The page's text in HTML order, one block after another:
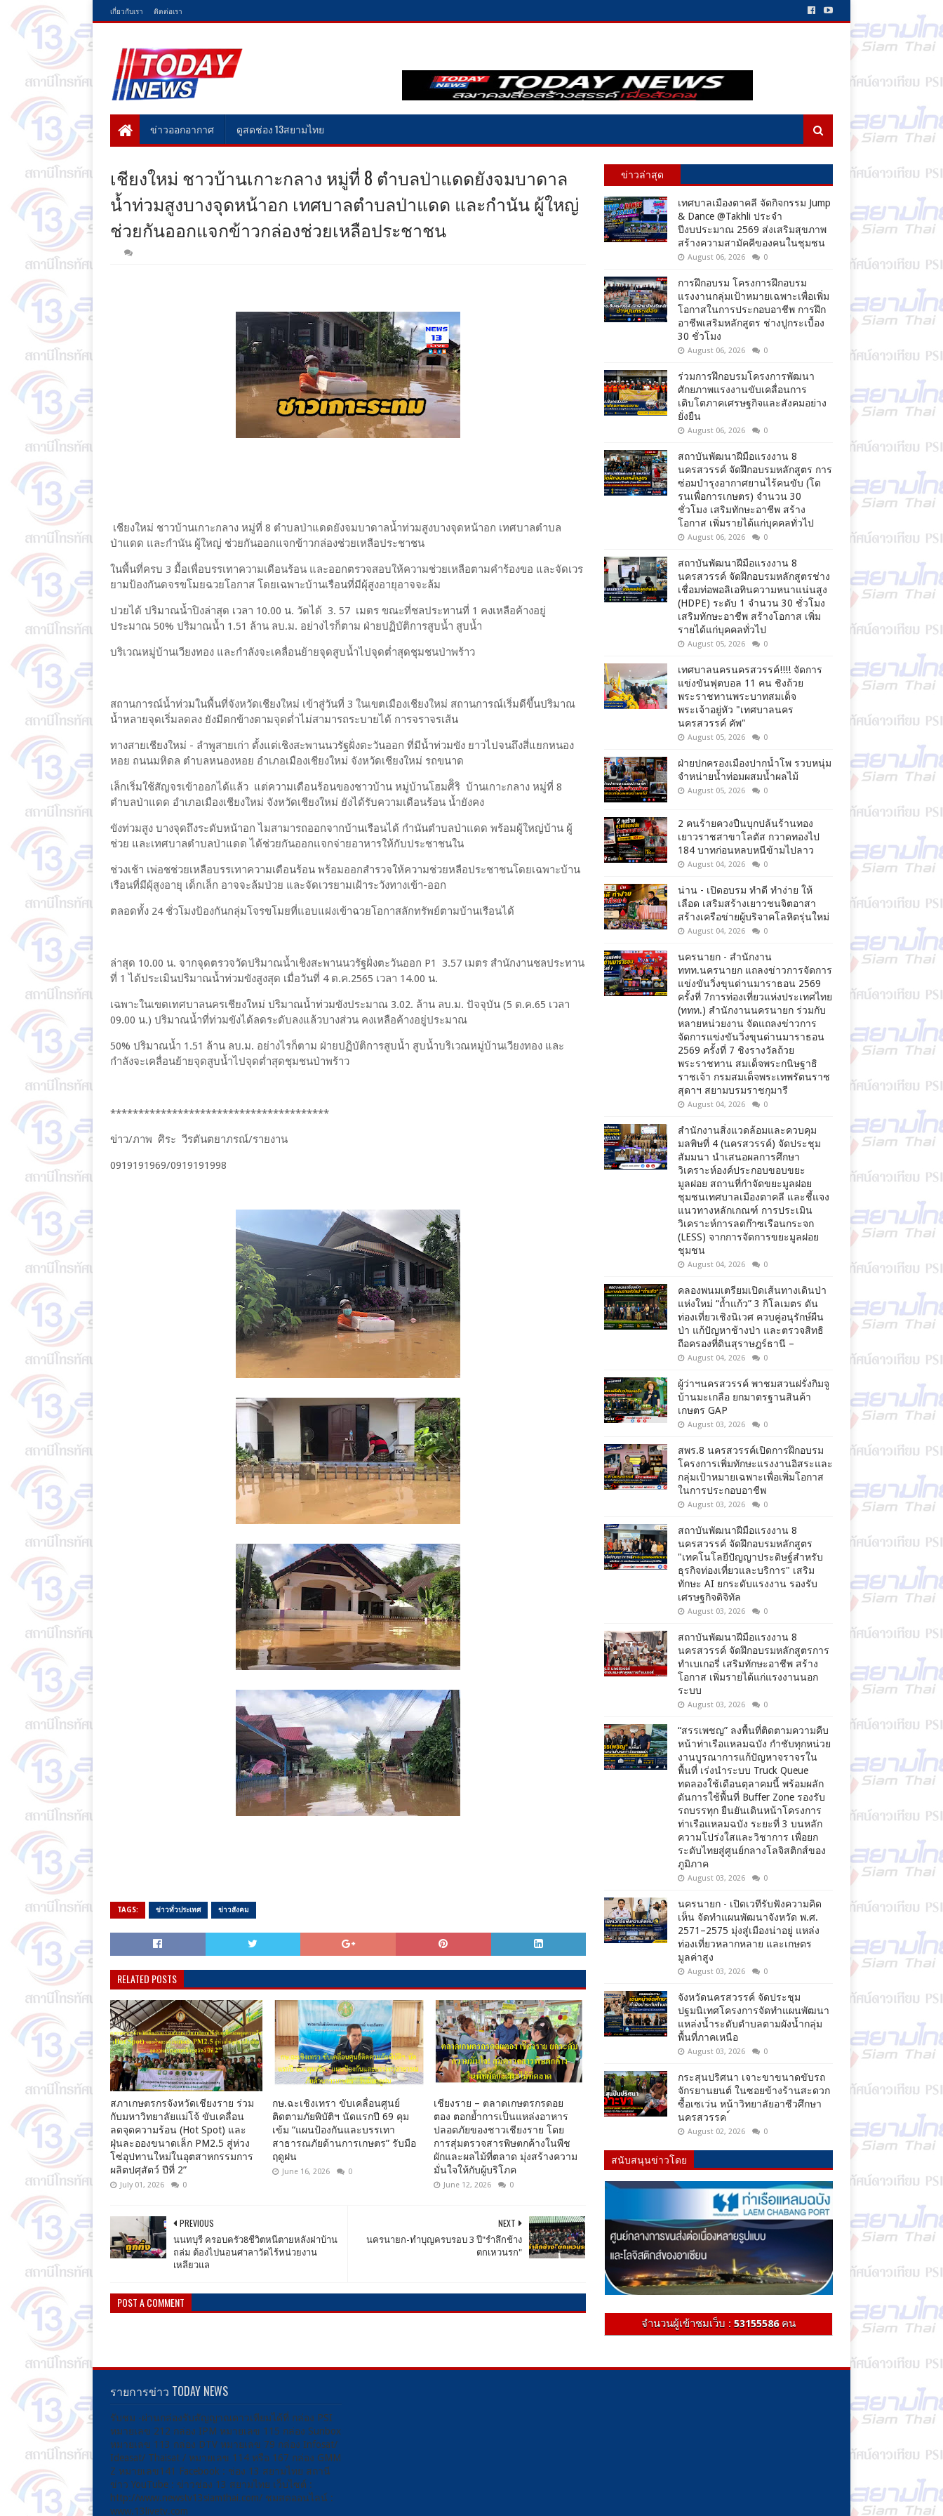
เกี่ยวกับเรา ติดต่อเรา
ข่าวออกอากาศ ดูสดช่อง 13สยามไทย
เชียงใหม่ ชาวบ้านเกาะกลาง หมู่ที่ 8 ตำบลป่าแดดยังจมบาดาล
น้ำท่วมสูงบางจุดหน้าอก เทศบาลตำบลป่าแดด และกำนัน ผู้ใหญ่
ช่วยกันออกแจกข้าวกล่องช่วยเหลือประชาชน
เชียงใหม่ ชาวบ้านเกาะกลาง หมู่ที่ 8 ตำบลป่าแดดยังจมบาดาลน้ำท่วมสูงบางจุดหน้าอก เทศบาลตำบล
ป่าแดด และกำนัน ผู้ใหญ่ ช่วยกันออกแจกข้าวกล่องช่วยเหลือประชาชน
ในพื้นที่ครบ 3 มื้อเพื่อบรรเทาความเดือนร้อน และออกตรวจสอบให้ความช่วยเหลือตามคำร้องขอ และจัดเวร
ยามป้องกันดจรขโมยฉวยโอกาส โดยเฉพาะบ้านเรือนที่มีผุ้สูงอายุอาจจะล้ม
ปวยได้ ปริมาณน้ำปิงล่าสุด เวลา 10.00 น. วัดได้ 3. 57 เมตร ขณะที่ชลประทานที่ 1 คงเหลือค้างอยู่
ประมาณ 50% ปริมาณน้ำ 1.51 ล้าน ลบ.ม. อย่างไรก็ตาม ฝ่ายปฏิบัติการสูบน้ำ สูบน้ำ
บริเวณหมู่บ้านเวียงทอง และกำลังจะเคลื่อนย้ายจุดสูบน้ำไปจุดต่ำสุดชุมชนป่าพร้าว
สถานการณ์น้ำท่วมในพื้นที่จังหวัดเชียงใหม่ เข้าสู่วันที่ 3 ในเขตเมืองเชียงใหม่ สถานการณ์เริ่มดีขึ้นปริมาณ
น้ำหลายจุดเริ่มลดลง ยังมีตกข้างตามจุดต่ำไม่สามารถระบายได้ การจราจรเส้น
ทางสายเชียงใหม่ - ลำพูสายเก่า ตั้งแต่เชิงสะพานนวรัฐฝั่งตะวันออก ที่มีน้ำท่วมขัง ยาวไปจนถึงสี่แยกหนอง
หอย ถนนมหิดล ตำบลหนองหอย อำเภอเมืองเชียงใหม่ จังหวัดเชียงใหม่ รถขนาด
เล็กเริ่มใช้สัญจรเข้าออกได้แล้ว แต่ความเดือนร้อนของชาวบ้าน หมู่บ้านโฮมศิิริ บ้านเกาะกลาง หมู่ที่ 8
ตำบลป่าแดด อำเภอเมืองเชียงใหม่ จังหวัดเชียงใหม่ ยังได้รับความเดือนร้อน น้ำยังคง
ขังท่วมสูง บางจุดถึงระดับหน้าอก ไมสามารถออกจากบ้านเรือนได้ กำนันตำบลป่าแดด พร้อมผู้ใหญ่บ้าน ผู้
ช่วย และเทศบาลตำบลป่าแดด ได้ช่วยกันออกแจกจ่ายอาหารให้กับประชาชนใน
ช่วงเช้า เพ่อชช่วยเหลือบรรเทาความเดือนร้อน พร้อมออกสำรวจให้ความช่วยหลือประชาชนโดยเฉพาะบ้าน
เรือนที่มีผุ้สูงอายุ เด็กเล็ก อาจจะล้มป่วย และจัดเวรยามเฝ้าระวังทางเข้า-ออก
ตลอดทั้ง 24 ชั่วโมงป้องกันกลุ่มโจรขโมยที่แอบแฝงเข้าฉวยโอกาสลักทรัพย์ตามบ้านเรือนได้
ล่าสุด 10.00 น. จากจุดตรวจวัดปริมาณน้ำเชิงสะพานนวรัฐฝั่งตะวันออก P1 3.57 เมตร สำนักงานชลประทาน
ที่ 1 ได้ประเมินปริมาณน้ำท่วมขังสูงสุด เมื่อวันที่ 4 ต.ค.2565 เวลา 14.00 น.
เฉพาะในเขตเทศบาลนครเชียงใหม่ ปริมาณน้ำท่วมขังประมาณ 3.02. ล้าน ลบ.ม. ปัจจุบัน (5 ต.ค.65 เวลา
09.00 น.) ปริมาณน้ำที่ท่วมขังได้ลดระดับลงแล้วบางส่วน คงเหลือค้างอยู่ประมาณ
50% ปริมาณน้ำ 1.51 ล้าน ลบ.ม. อย่างไรก็ตาม ฝ่ายปฏิบัติการสูบน้ำ สูบน้ำบริเวณหมู่บ้านเวียงทอง และ
กำลังจะเคลื่อนย้ายจุดสูบน้ำไปจุดต่ำสุดชุมชนป่าพร้าว
***************************************
ข่าว/ภาพ ศิระ วีรตันตยาภรณ์/รายงาน
0919191969/0919191998
TAGS: ข่าวทั่วประเทศ ข่าวสังคม
RELATED POSTS
สภาเกษตรกรจังหวัดเชียงราย ร่วม
กับมหาวิทยาลัยแม่โจ้ ขับเคลื่อน
ลดจุดความร้อน (Hot Spot) และ
ฝุ่นละอองขนาดเล็ก PM2.5 สู่ห่วง
โซ่อุปทานใหม่ในอุตสาหกรรมการ
ผลิตปศุสัตว์ ปีที่ 2”
July 01, 2026 0
กษ.ฉะเชิงเทรา ขับเคลื่อนศูนย์
ติดตามภัยพิบัติฯ นัดแรกปี 69 คุม
เข้ม “แผนป้องกันและบรรเทา
สาธารณภัยด้านการเกษตร” รับมือ
ฤดูฝน
June 16, 2026 0
เชียงราย – ตลาดเกษตรกรดอย
ตอง ตอกย้ำการเป็นแหล่งอาหาร
ปลอดภัยของชาวเชียงราย โดย
การสุ่มตรวจสารพิษตกค้างในพืช
ผักและผลไม้ที่ตลาด มุ่งสร้างความ
มั่นใจให้กับผู้บริโภค
June 12, 2026 0
NEXT
นครนายก-ทำบุญครบรอบ 3 ปี"รำลึกช้าง
ตกเหวนรก"
PREVIOUS
นนทบุรี ครอบครัว8ชีวิตหนีตายหลังฝาบ้าน
ถล่ม ต้องไปนอนศาลาวัดไร้หน่วยงาน
เหลียวแล
POST A COMMENT
ข่าวล่าสุด
เทศบาลเมืองตาคลี จัดกิจกรรม Jump
& Dance @Takhli ประจำ
ปีงบประมาณ 2569 ส่งเสริมสุขภาพ
สร้างความสามัคคีของคนในชุมชน
August 06, 2026 0
การฝึกอบรม โครงการฝึกอบรม
แรงงานกลุ่มเป้าหมายเฉพาะเพื่อเพิ่ม
โอกาสในการประกอบอาชีพ การฝึก
อาชีพเสริมหลักสูตร ช่างปูกระเบื้อง
30 ชั่วโมง
August 06, 2026 0
ร่วมการฝึกอบรมโครงการพัฒนา
ศักยภาพแรงงานขับเคลื่อนการ
เติบโตภาคเศรษฐกิจและสังคมอย่าง
ยั่งยืน
August 06, 2026 0
สถาบันพัฒนาฝีมือแรงงาน 8
นครสวรรค์ จัดฝึกอบรมหลักสูตร การ
ซ่อมบำรุงอากาศยานไร้คนขับ (โด
รนเพื่อการเกษตร) จำนวน 30
ชั่วโมง เสริมทักษะอาชีพ สร้าง
โอกาส เพิ่มรายได้แก่บุคคลทั่วไป
August 06, 2026 0
สถาบันพัฒนาฝีมือแรงงาน 8
นครสวรรค์ จัดฝึกอบรมหลักสูตรช่าง
เชื่อมท่อพอลิเอทินความหนาแน่นสูง
(HDPE) ระดับ 1 จำนวน 30 ชั่วโมง
เสริมทักษะอาชีพ สร้างโอกาส เพิ่ม
รายได้แก่บุคคลทั่วไป
August 05, 2026 0
เทศบาลนครนครสวรรค์!!!! จัดการ
แข่งขันฟุตบอล 11 คน ชิงถ้วย
พระราชทานพระบาทสมเด็จ
พระเจ้าอยู่หัว "เทศบาลนคร
นครสวรรค์ คัพ"
August 05, 2026 0
ฝ่ายปกครองเมืองปากน้ำโพ รวบหนุ่ม
จำหน่ายน้ำท่อมผสมน้ำผลไม้
August 05, 2026 0
2 คนร้ายควงปืนบุกปล้นร้านทอง
เยาวราชสาขาโลตัส กวาดทองไป
184 บาทก่อนหลบหนีข้ามไปลาว
August 04, 2026 0
น่าน - เปิดอบรม ทำดี ทำง่าย ให้
เลือด เสริมสร้างเยาวชนจิตอาสา
สร้างเครือข่ายผู้บริจาคโลหิตรุ่นใหม่
August 04, 2026 0
นครนายก - สำนักงาน
ททท.นครนายก แถลงข่าวการจัดการ
แข่งขันวิ่งขุนด่านมาราธอน 2569
ครั้งที่ 7การท่องเที่ยวแห่งประเทศไทย
(ททท.) สำนักงานนครนายก ร่วมกับ
หลายหน่วยงาน จัดแถลงข่าวการ
จัดการแข่งขันวิ่งขุนด่านมาราธอน
2569 ครั้งที่ 7 ชิงรางวัลถ้วย
พระราชทาน สมเด็จพระกนิษฐาธิ
ราชเจ้า กรมสมเด็จพระเทพรัตนราช
สุดาฯ สยามบรมราชกุมารี
August 04, 2026 0
สำนักงานสิ่งแวดล้อมและควบคุม
มลพิษที่ 4 (นครสวรรค์) จัดประชุม
สัมมนา นำเสนอผลการศึกษา
วิเคราะห์องค์ประกอบขอบขยะ
มูลฝอย สถานที่กำจัดขยะมูลฝอย
ชุมชนเทศบาลเมืองตาคลี และชี้แจง
แนวทางหลักเกณฑ์ การประเมิน
วิเคราะห์การลดก๊าซเรือนกระจก
(LESS) จากการจัดการขยะมูลฝอย
ชุมชน
August 04, 2026 0
คลองพนมเตรียมเปิดเส้นทางเดินป่า
แห่งใหม่ “ถ้ำแก้ว” 3 กิโลเมตร ดัน
ท่องเที่ยวเชิงนิเวศ ควบคู่อนุรักษ์ผืน
ป่า แก้ปัญหาช้างป่า และตรวจสิทธิ
ถือครองที่ดินสุราษฎร์ธานี –
August 04, 2026 0
ผู้ว่าฯนครสวรรค์ พาชมสวนฝรั่งกิมจู
บ้านมะเกลือ ยกมาตรฐานสินค้า
เกษตร GAP
August 03, 2026 0
สพร.8 นครสวรรค์เปิดการฝึกอบรม
โครงการเพิ่มทักษะแรงงานอิสระและ
กลุ่มเป้าหมายเฉพาะเพื่อเพิ่มโอกาส
ในการประกอบอาชีพ
August 03, 2026 0
สถาบันพัฒนาฝีมือแรงงาน 8
นครสวรรค์ จัดฝึกอบรมหลักสูตร
"เทคโนโลยีปัญญาประดิษฐ์สำหรับ
ธุรกิจท่องเที่ยวและบริการ" เสริม
ทักษะ AI ยกระดับแรงงาน รองรับ
เศรษฐกิจดิจิทัล
August 03, 2026 0
สถาบันพัฒนาฝีมือแรงงาน 8
นครสวรรค์ จัดฝึกอบรมหลักสูตรการ
ทำเบเกอรี่ เสริมทักษะอาชีพ สร้าง
โอกาส เพิ่มรายได้แก่แรงงานนอก
ระบบ
August 03, 2026 0
“สรรเพชญ” ลงพื้นที่ติดตามความคืบ
หน้าท่าเรือแหลมฉบัง กำชับทุกหน่วย
งานบูรณาการแก้ปัญหาจราจรใน
พื้นที่ เร่งนำระบบ Truck Queue
ทดลองใช้เดือนตุลาคมนี้ พร้อมผลัก
ดันการใช้พื้นที่ Buffer Zone รองรับ
รถบรรทุก ยืนยันเดินหน้าโครงการ
ท่าเรือแหลมฉบัง ระยะที่ 3 บนหลัก
ความโปร่งใสและวิชาการ เพื่อยก
ระดับไทยสู่ศูนย์กลางโลจิสติกส์ของ
ภูมิภาค
August 03, 2026 0
นครนายก - เปิดเวทีรับฟังความคิด
เห็น จัดทำแผนพัฒนาจังหวัด พ.ศ.
2571–2575 มุ่งสู่เมืองน่าอยู่ แหล่ง
ท่องเที่ยวหลากหลาย และเกษตร
มูลค่าสูง
August 03, 2026 0
จังหวัดนครสวรรค์ จัดประชุม
ปฐมนิเทศโครงการจัดทำแผนพัฒนา
แหล่งน้ำระดับตำบลตามผังน้ำกลุ่ม
พื้นที่ภาคเหนือ
August 03, 2026 0
กระสุนปริศนา เจาะขาขนาดขับรถ
จักรยานยนต์ ในซอยข้างร้านสะดวก
ซื้อเซเว่น หน้าวิทยาลัยอาชีวศึกษา
นครสวรรค ์
August 02, 2026 0
สนับสนุนข่าวโดย
จำนวนผู้เข้าชมเว็บ : 53155586คน
รายการข่าว TODAY NEWS
รับชม -ผ่านกล่องรับสัญญาณดาวเทียมได้ที่ กล่อง PSI
หมายเลข 212 กล่อง IPM หมายเลข 115 กล่อง Sunbox
หมายเลข 113 กล่อง DTV หมายเลข 79 กล่อง Infosat/
Ideasat/ Thaisat / หมายเลข 114 หรือ 167 กล่อง GMM
Z หมายเลข141 Facebook : ช่อง 13 สยามไทย สถานี
ข่าว YouTube : ข่าวช่อง 13 สยามไทย เว็บไซต์ :
http://www.newstv13siamthai.com/ ชมสดออนไลน์ :
www.13livetv.com